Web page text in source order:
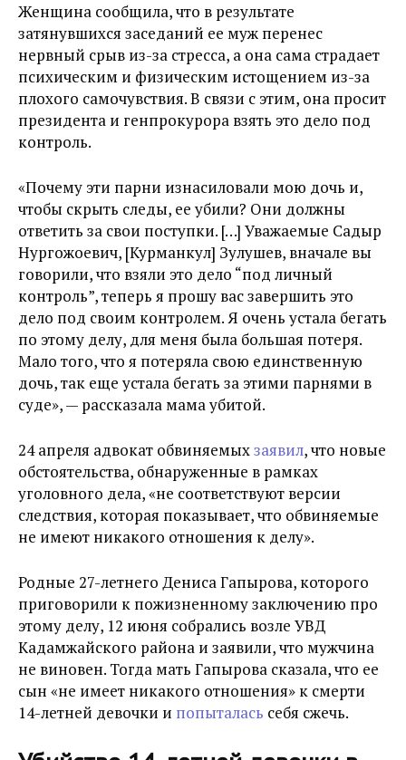
Женщина сообщила, что в результате
затянувшихся заседаний ее муж перенес
нервный срыв из-за стресса, а она сама страдает
психическим и физическим истощением из-за
плохого самочувствия. В связи с этим, она просит
президента и генпрокурора взять это дело под
контроль.
«Почему эти парни изнасиловали мою дочь и,
чтобы скрыть следы, ее убили? Они должны
ответить за свои поступки. […] Уважаемые Садыр
Нургожоевич, [Курманкул] Зулушев, вначале вы
говорили, что взяли это дело “под личный
контроль”, теперь я прошу вас завершить это
дело под своим контролем. Я очень устала бегать
по этому делу, для меня была большая потеря.
Мало того, что я потеряла свою единственную
дочь, так еще устала бегать за этими парнями в
суде», — рассказала мама убитой.
24 апреля адвокат обвиняемыхзаявил, что новые
обстоятельства, обнаруженные в рамках
уголовного дела, «не соответствуют версии
следствия, которая показывает, что обвиняемые
не имеют никакого отношения к делу».
Родные 27-летнего Дениса Гапырова, которого
приговорили к пожизненному заключению про
этому делу, 12 июня собрались возле УВД
Кадамжайского района и заявили, что мужчина
не виновен. Тогда мать Гапырова сказала, что ее
сын «не имеет никакого отношения» к смерти
14-летней девочки и попыталась себя сжечь.